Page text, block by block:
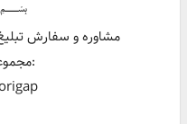
مشاوره و سفارش
مجموعه‌ی خبرفوری: